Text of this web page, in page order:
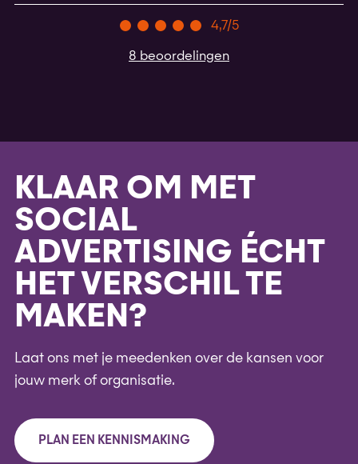
4,7/5
8 beoordelingen
KLAAR OM MET
SOCIAL
ADVERTISING ÉCHT
HET VERSCHIL TE
MAKEN?
Laat ons met je meedenken over de kansen voor
jouw merk of organisatie.
PLAN EEN KENNISMAKING